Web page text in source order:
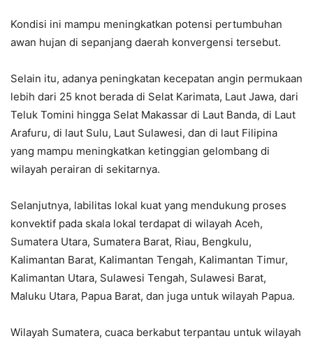
Kondisi ini mampu meningkatkan potensi pertumbuhan
awan hujan di sepanjang daerah konvergensi tersebut.
Selain itu, adanya peningkatan kecepatan angin permukaan
lebih dari 25 knot berada di Selat Karimata, Laut Jawa, dari
Teluk Tomini hingga Selat Makassar di Laut Banda, di Laut
Arafuru, di laut Sulu, Laut Sulawesi, dan di laut Filipina
yang mampu meningkatkan ketinggian gelombang di
wilayah perairan di sekitarnya.
Selanjutnya, labilitas lokal kuat yang mendukung proses
konvektif pada skala lokal terdapat di wilayah Aceh,
Sumatera Utara, Sumatera Barat, Riau, Bengkulu,
Kalimantan Barat, Kalimantan Tengah, Kalimantan Timur,
Kalimantan Utara, Sulawesi Tengah, Sulawesi Barat,
Maluku Utara, Papua Barat, dan juga untuk wilayah Papua.
Wilayah Sumatera, cuaca berkabut terpantau untuk wilayah